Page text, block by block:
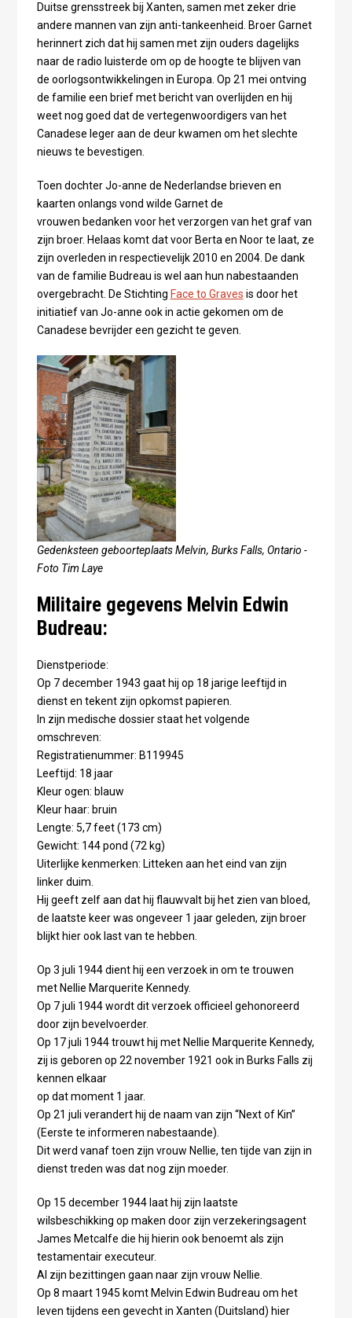
Duitse grensstreek bij Xanten, samen met zeker drie
andere mannen van zijn anti-tankeenheid. Broer Garnet
herinnert zich dat hij samen met zijn ouders dagelijks
naar de radio luisterde om op de hoogte te blijven van
de oorlogsontwikkelingen in Europa. Op 21 mei ontving
de familie een brief met bericht van overlijden en hij
weet nog goed dat de vertegenwoordigers van het
Canadese leger aan de deur kwamen om het slechte
nieuws te bevestigen.
Toen dochter Jo-anne de Nederlandse brieven en
kaarten onlangs vond wilde Garnet de
vrouwen bedanken voor het verzorgen van het graf van
zijn broer. Helaas komt dat voor Berta en Noor te laat, ze
zijn overleden in respectievelijk 2010 en 2004. De dank
van de familie Budreau is wel aan hun nabestaanden
overgebracht. De Stichting Face to Graves is door het
initiatief van Jo-anne ook in actie gekomen om de
Canadese bevrijder een gezicht te geven.
Gedenksteen geboorteplaats Melvin, Burks Falls, Ontario -
Foto Tim Laye
Militaire gegevens Melvin Edwin
Budreau:
Dienstperiode:
Op 7 december 1943 gaat hij op 18 jarige leeftijd in
dienst en tekent zijn opkomst papieren.
In zijn medische dossier staat het volgende
omschreven:
Registratienummer: B119945
Leeftijd: 18 jaar
Kleur ogen: blauw
Kleur haar: bruin
Lengte: 5,7 feet (173 cm)
Gewicht: 144 pond (72 kg)
Uiterlijke kenmerken: Litteken aan het eind van zijn
linker duim.
Hij geeft zelf aan dat hij flauwvalt bij het zien van bloed,
de laatste keer was ongeveer 1 jaar geleden, zijn broer
blijkt hier ook last van te hebben.
Op 3 juli 1944 dient hij een verzoek in om te trouwen
met Nellie Marquerite Kennedy.
Op 7 juli 1944 wordt dit verzoek officieel gehonoreerd
door zijn bevelvoerder.
Op 17 juli 1944 trouwt hij met Nellie Marquerite Kennedy,
zij is geboren op 22 november 1921 ook in Burks Falls zij
kennen elkaar
op dat moment 1 jaar.
Op 21 juli verandert hij de naam van zijn “Next of Kin”
(Eerste te informeren nabestaande).
Dit werd vanaf toen zijn vrouw Nellie, ten tijde van zijn in
dienst treden was dat nog zijn moeder.
Op 15 december 1944 laat hij zijn laatste
wilsbeschikking op maken door zijn verzekeringsagent
James Metcalfe die hij hierin ook benoemt als zijn
testamentair executeur.
Al zijn bezittingen gaan naar zijn vrouw Nellie.
Op 8 maart 1945 komt Melvin Edwin Budreau om het
leven tijdens een gevecht in Xanten (Duitsland) hier